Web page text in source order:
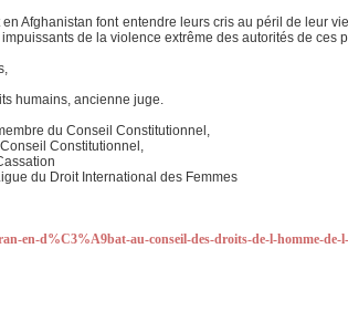
Afghanistan font entendre leurs cris au péril de leur
de la violence extrême des autorités de ces
humains, ancienne juge.
du Conseil Constitutionnel,
Constitutionnel,
du Droit International des Femmes
en-d%C3%A9bat-au-conseil-des-droits-de-l-homme-de-